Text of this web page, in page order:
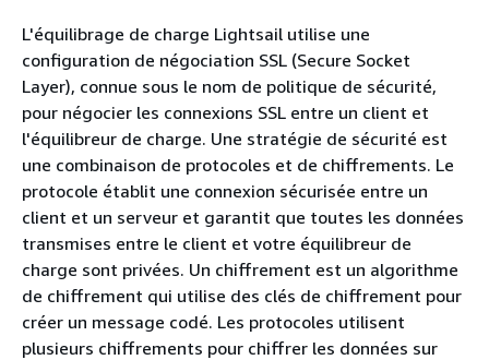
L'équilibrage de charge Lightsail utilise une
configuration de négociation SSL (Secure Socket
Layer), connue sous le nom de politique de sécurité,
pour négocier les connexions SSL entre un client et
l'équilibreur de charge. Une stratégie de sécurité est
une combinaison de protocoles et de chiffrements. Le
protocole établit une connexion sécurisée entre un
client et un serveur et garantit que toutes les données
transmises entre le client et votre équilibreur de
charge sont privées. Un chiffrement est un algorithme
de chiffrement qui utilise des clés de chiffrement pour
créer un message codé. Les protocoles utilisent
plusieurs chiffrements pour chiffrer les données sur